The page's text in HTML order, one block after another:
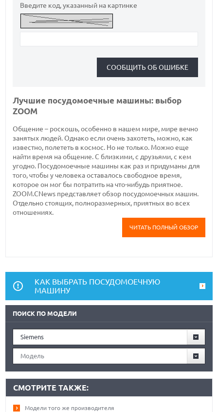
Введите код, указанный на картинке
Лучшие посудомоечные машины: выбор
ZOOM
Общение – роскошь, особенно в нашем мире, мире вечно
занятых людей. Однако если очень захотеть, можно, как
известно, полететь в космос. Но не только. Можно еще
найти время на общение. С близкими, с друзьями, с кем
угодно. Посудомоечные машины как раз и придуманы для
того, чтобы у человека оставалось свободное время,
которое он мог бы потратить на что-нибудь приятное.
ZOOM.CNews представляет обзор посудомоечных машин.
Отдельно стоящих, полноразмерных, приятных во всех
отношениях.
ЧИТАТЬ ПОЛНЫЙ ОБЗОР
КАК ВЫБРАТЬ ПОСУДОМОЕЧНУЮ
МАШИНУ
ПОИСК ПО МОДЕЛИ
Siemens
Модель
СМОТРИТЕ ТАКЖЕ:
Модели того же производителя